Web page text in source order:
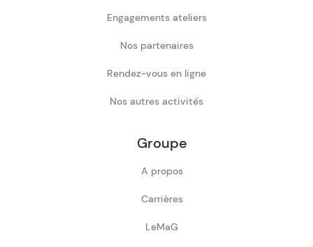
Engagements ateliers
Nos partenaires
Rendez-vous en ligne
Nos autres activités
Groupe
A propos
Carrières
LeMaG